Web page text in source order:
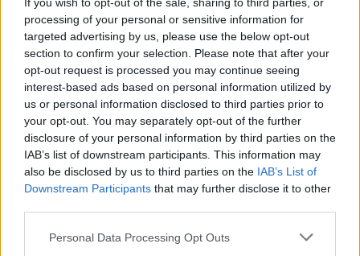
processing of your personal or sensitive information for
targeted advertising by us, please use the below opt-out
section to confirm your selection. Please note that after your
opt-out request is processed you may continue seeing
interest-based ads based on personal information utilized by
us or personal information disclosed to third parties prior to
your opt-out. You may separately opt-out of the further
disclosure of your personal information by third parties on the
IAB’s list of downstream participants. This information may
also be disclosed by us to third parties on the IAB’s List of
Downstream Participants that may further disclose it to other
Personal Data Processing Opt Outs
víz, csak víz legyen” |
Holnapután
Greendex 55:58
az ember
Greendex
Pár éven belül
szivacsvárosokká kellene
alakítanunk a településeinket –
Podcast